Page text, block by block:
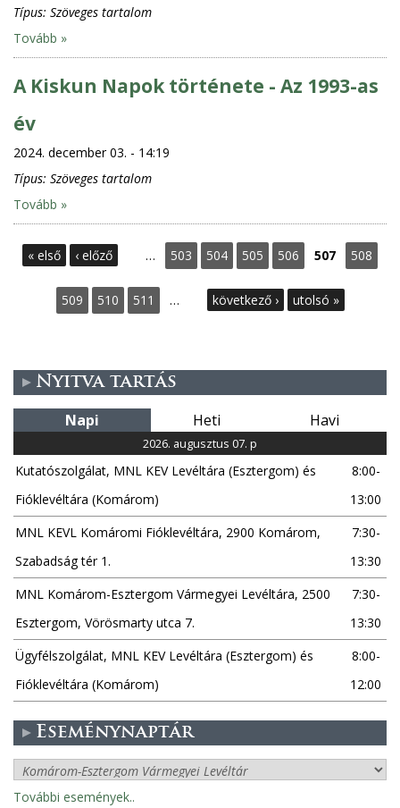
Típus: Szöveges tartalom
Tovább »
A Kiskun Napok története - Az 1993-as
év
2024. december 03. - 14:19
Típus: Szöveges tartalom
Tovább »
O
a
l
a
k
« első ‹ előző … 503 504 505 506 507 508
509 510 511 … következő › utolsó »
Nyitva tartás
Napi Heti Havi
2026. augusztus 07. p
Kutatószolgálat, MNL KEV Levéltára (Esztergom) és
Fióklevéltára (Komárom)
8:00-
13:00
MNL KEVL Komáromi Fióklevéltára, 2900 Komárom,
Szabadság tér 1.
7:30-
13:30
MNL Komárom-Esztergom Vármegyei Levéltára, 2500
Esztergom, Vörösmarty utca 7.
7:30-
13:30
Ügyfélszolgálat, MNL KEV Levéltára (Esztergom) és
Fióklevéltára (Komárom)
8:00-
12:00
Eseménynaptár
További események..